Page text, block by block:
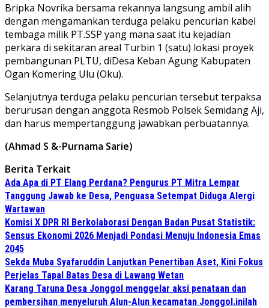
Bripka Novrika bersama rekannya langsung ambil alih
dengan mengamankan terduga pelaku pencurian kabel
tembaga milik PT.SSP yang mana saat itu kejadian
perkara di sekitaran areal Turbin 1 (satu) lokasi proyek
pembangunan PLTU, diDesa Keban Agung Kabupaten
Ogan Komering Ulu (Oku).
Selanjutnya terduga pelaku pencurian tersebut terpaksa
berurusan dengan anggota Resmob Polsek Semidang Aji,
dan harus mempertanggung jawabkan perbuatannya.
(Ahmad S &-Purnama Sarie)
Berita Terkait
Ada Apa di PT Elang Perdana? Pengurus PT Mitra Lempar
Tanggung Jawab ke Desa, Penguasa Setempat Diduga Alergi
Wartawan
Komisi X DPR RI Berkolaborasi Dengan Badan Pusat Statistik:
Sensus Ekonomi 2026 Menjadi Pondasi Menuju Indonesia Emas
2045
Sekda Muba Syafaruddin Lanjutkan Penertiban Aset, Kini Fokus
Perjelas Tapal Batas Desa di Lawang Wetan
Karang Taruna Desa Jonggol menggelar aksi penataan dan
pembersihan menyeluruh Alun-Alun kecamatan Jonggol.inilah